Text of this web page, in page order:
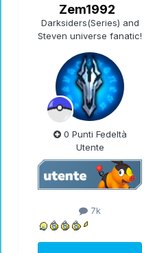
Zem1992
Darksiders(Series) and
Steven universe fanatic!
0 Punti Fedeltà
Utente
7k